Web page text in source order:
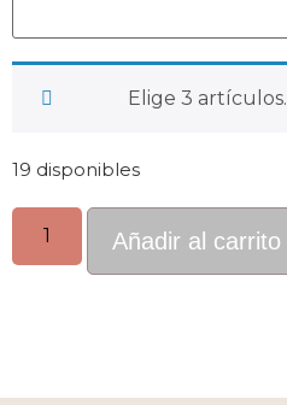
Elige 3 artículos.
19 disponibles
Añadir al carrito